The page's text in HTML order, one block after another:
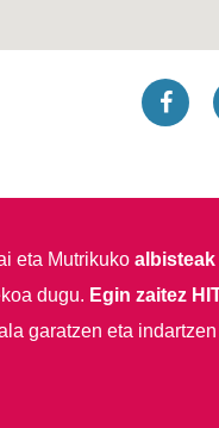
eta Mutrikuko albisteak
dugu. Egin zaitez
garatzen eta